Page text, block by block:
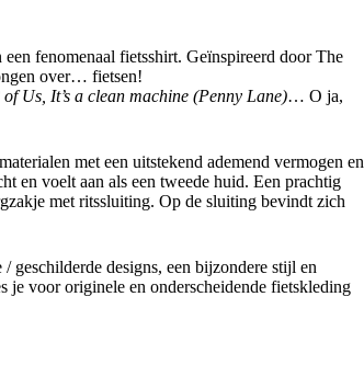
fenomenaal fietsshirt. Geïnspireerd door The
over… fietsen!
Us, It’s a clean machine (Penny Lane)… O ja,
met een uitstekend ademend vermogen en
en voelt aan als een tweede huid. Een prachtig
met ritssluiting. Op de sluiting bevindt zich
geschilderde designs, een bijzondere stijl en
voor originele en onderscheidende fietskleding